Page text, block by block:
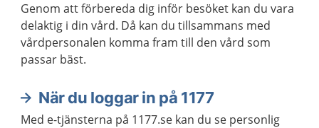
Genom att förbereda dig inför besöket kan du vara
delaktig i din vård. Då kan du tillsammans med
vårdpersonalen komma fram till den vård som
passar bäst.
När du loggar in på 1177
Med e-tjänsterna på 1177.se kan du se personlig